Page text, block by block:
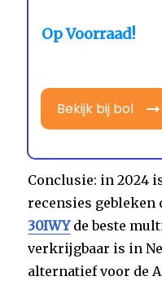
Op Voorraad!
Bekijk bij bol
Conclusie: in 2024
recensies gebleken
30IWYde beste
verkrijgbaar is in
alternatief voor de